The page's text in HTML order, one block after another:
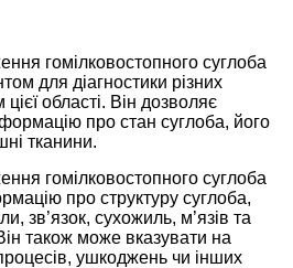
гомілковостопного суглоба
для діагностики різних
області. Він дозволяє
про стан суглоба, його
тканини.
гомілковостопного суглоба
про структуру суглоба,
зв’язок, сухожиль, м’язів та
також може вказувати на
ушкоджень чи інших